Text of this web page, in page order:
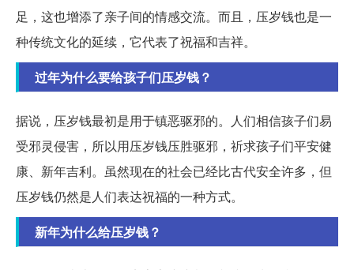
足，这也增添了亲子间的情感交流。而且，压岁钱也是一
种传统文化的延续，它代表了祝福和吉祥。
过年为什么要给孩子们压岁钱？
据说，压岁钱最初是用于镇恶驱邪的。人们相信孩子们易
受邪灵侵害，所以用压岁钱压胜驱邪，祈求孩子们平安健
康、新年吉利。虽然现在的社会已经比古代安全许多，但
压岁钱仍然是人们表达祝福的一种方式。
新年为什么给压岁钱？